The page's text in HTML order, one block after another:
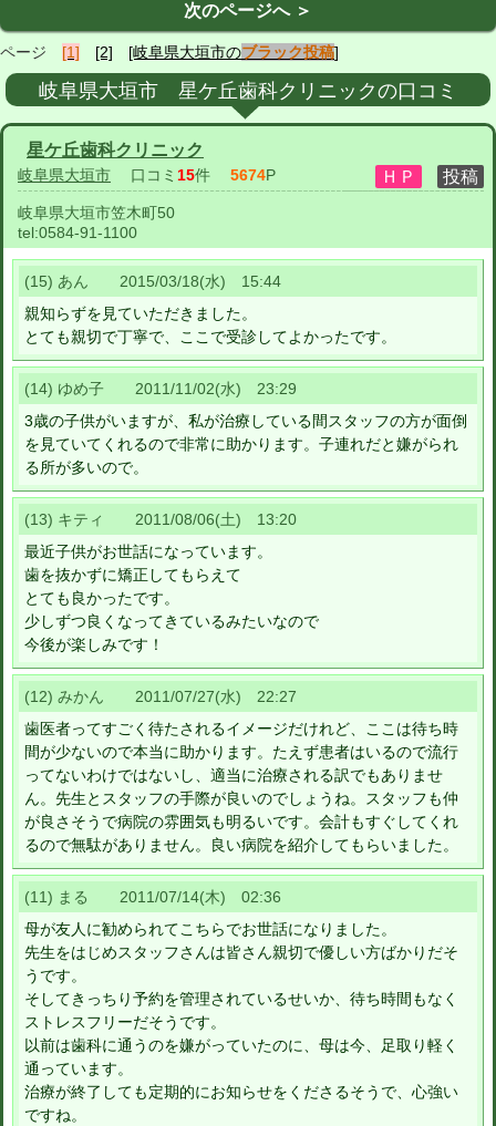
次のページへ ＞
ページ [1] [2] [岐阜県大垣市のブラック投稿]
岐阜県大垣市 星ケ丘歯科クリニックの口コミ
星ケ丘歯科クリニック
岐阜県大垣市 口コミ 15件 5674P
岐阜県大垣市笠木町50
tel:0584-91-1100
(15) あん 2015/03/18(水) 15:44
親知らずを見ていただきました。
とても親切で丁寧で、ここで受診してよかったです。
(14) ゆめ子 2011/11/02(水) 23:29
3歳の子供がいますが、私が治療している間スタッフの方が面倒
を見ていてくれるので非常に助かります。子連れだと嫌がられ
る所が多いので。
(13) キティ 2011/08/06(土) 13:20
最近子供がお世話になっています。
歯を抜かずに矯正してもらえて
とても良かったです。
少しずつ良くなってきているみたいなので
今後が楽しみです！
(12) みかん 2011/07/27(水) 22:27
歯医者ってすごく待たされるイメージだけれど、ここは待ち時
間が少ないので本当に助かります。たえず患者はいるので流行
ってないわけではないし、適当に治療される訳でもありませ
ん。先生とスタッフの手際が良いのでしょうね。スタッフも仲
が良さそうで病院の雰囲気も明るいです。会計もすぐしてくれ
るので無駄がありません。良い病院を紹介してもらいました。
(11) まる 2011/07/14(木) 02:36
母が友人に勧められてこちらでお世話になりました。
先生をはじめスタッフさんは皆さん親切で優しい方ばかりだそ
うです。
そしてきっちり予約を管理されているせいか、待ち時間もなく
ストレスフリーだそうです。
以前は歯科に通うのを嫌がっていたのに、母は今、足取り軽く
通っています。
治療が終了しても定期的にお知らせをくださるそうで、心強い
ですね。